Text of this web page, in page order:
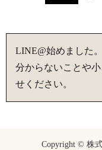
LINE@始めました。
分からないことや
せください。
Copyright © 株